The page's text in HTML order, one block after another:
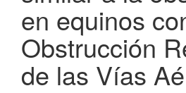
en equinos
Obstrucción
de las Vías